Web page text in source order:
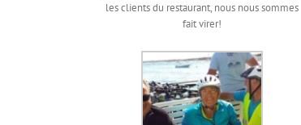
les clients du restaurant, nous nous sommes
fait virer!